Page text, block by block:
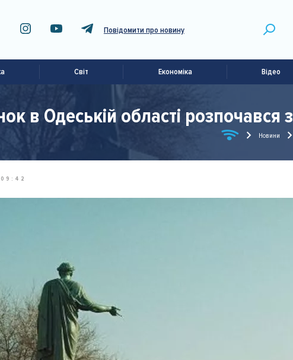
Повідомити про новину
Світ Економіка Відео
в Одеській області
Новини